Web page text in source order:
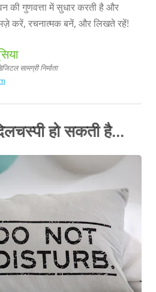
की गुणवत्ता में सुधार करती है और
करें, रचनात्मक बनें, और लिखते रहें!
सामग्री निर्माता
हो सकती है...